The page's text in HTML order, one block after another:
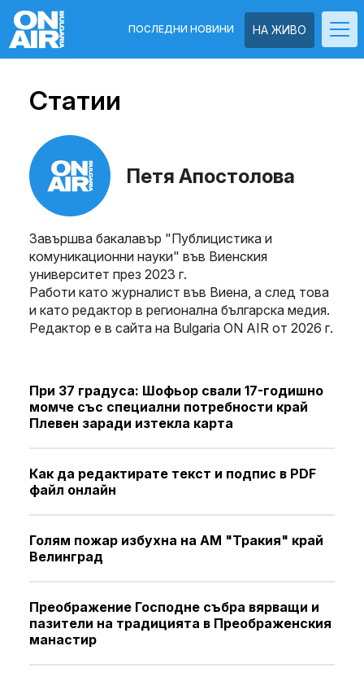
НА ЖИВО
ПОСЛЕДНИ НОВИНИ
Статии
Петя Апостолова
Завършва бакалавър "Публицистика и
комуникационни науки" във Виенския
университет през 2023 г.
Работи като журналист във Виена, а след това
и като редактор в регионална българска медия.
Редактор е в сайта на Bulgaria ON AIR от 2026 г.
При 37 градуса: Шофьор свали 17-годишно
момче със специални потребности край
Плевен заради изтекла карта
Как да редактирате текст и подпис в PDF
файл онлайн
Голям пожар избухна на АМ "Тракия" край
Велинград
Преображение Господне събра вярващи и
пазители на традицията в Преображенския
манастир